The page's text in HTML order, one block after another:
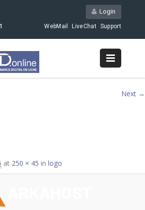
Login
WebMail LiveChat Support
Next →
at 250 × 45 in logo